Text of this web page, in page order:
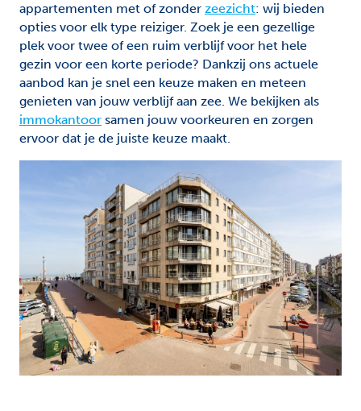
appartementen met of zonder zeezicht: wij bieden
opties voor elk type reiziger. Zoek je een gezellige
plek voor twee of een ruim verblijf voor het hele
gezin voor een korte periode? Dankzij ons actuele
aanbod kan je snel een keuze maken en meteen
genieten van jouw verblijf aan zee. We bekijken als
immokantoor samen jouw voorkeuren en zorgen
ervoor dat je de juiste keuze maakt.